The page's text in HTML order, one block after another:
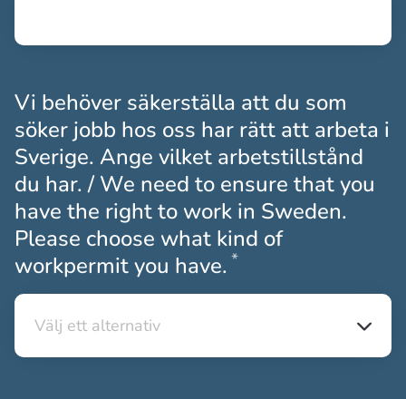
Vi behöver säkerställa att du som
söker jobb hos oss har rätt att arbeta i
Sverige. Ange vilket arbetstillstånd
du har. / We need to ensure that you
have the right to work in Sweden.
Please choose what kind of
workpermit you have. *Obligatoriskt
Välj ett alternativ
Välj ett alternativ